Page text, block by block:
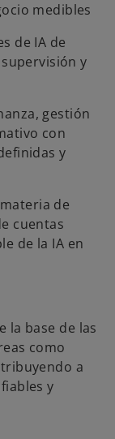
medibles
de IA de
y
gestión
con
y
de
cuentas
de la IA en
la base de las
como
a
y